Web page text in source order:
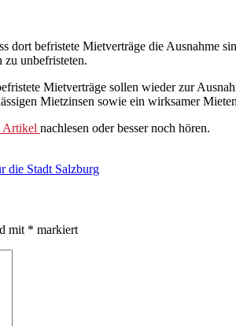
dort befristete Mietverträge die Ausnahme
zu unbefristeten.
Mietverträge sollen wieder zur
Mietzinsen sowie ein wirksamer
Artikel nachlesen oder besser noch hören.
die Stadt Salzburg
mit * markiert